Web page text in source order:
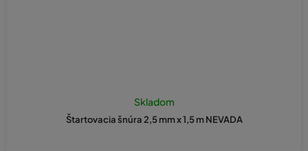
Štartovacia šnúra 2,5 mm x 1,5 m NEVADA
Skladom